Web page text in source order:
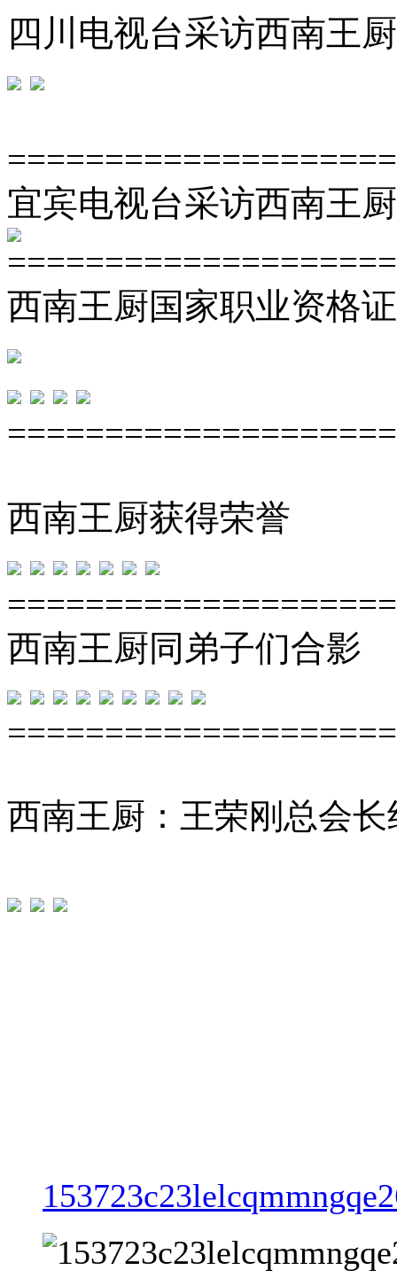
四川电视台采访西南王厨
宜宾电视台采访西南王厨
西南王厨国家职业资格证
西南王厨获得荣誉
西南王厨同弟子们合影
西南王厨：王荣刚总会